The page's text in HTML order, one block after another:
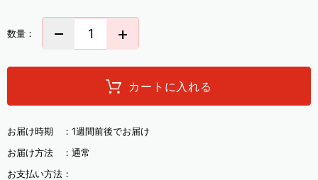
数量：
カートに入れる
お届け時期 ： 1週間前後でお届け
お届け方法 ： 通常
お支払い方法：